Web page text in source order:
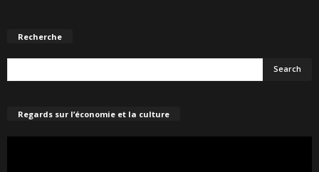
Recherche
Regards sur l’économie et la culture